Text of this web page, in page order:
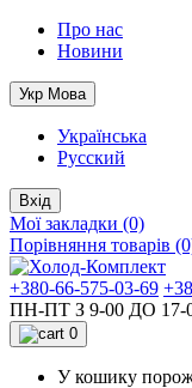
Про нас
Новини
Укр Мова
Українська
Русский
Вхід
Мої закладки (0)
Порівняння товарів
+380-66-575-03-69
ПН-ПТ З 9-00 ДО
0
У кошику